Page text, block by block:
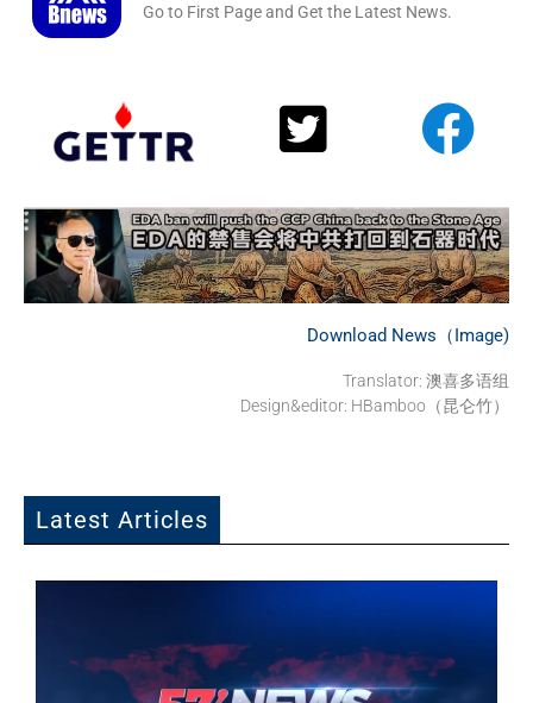
Go to First Page and Get the Latest News.
Download News（Image)
Translator: 澳喜多语组
Design&editor: HBamboo（昆仑竹）
Latest Articles